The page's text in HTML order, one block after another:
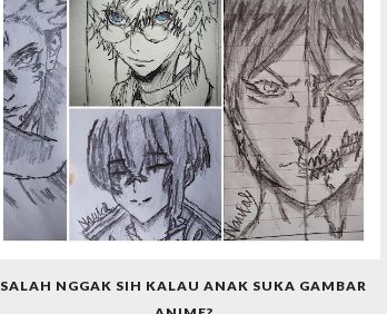
SALAH NGGAK SIH KALAU ANAK SUKA GAMBAR